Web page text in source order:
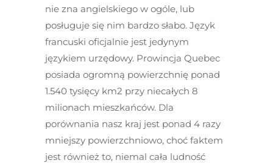
nie zna angielskiego w ogóle, lub
posługuje się nim bardzo słabo. Język
francuski oficjalnie jest jedynym
językiem urzędowy. Prowincja Quebec
posiada ogromną powierzchnię ponad
1.540 tysięcy km2 przy niecałych 8
milionach mieszkańców. Dla
porównania nasz kraj jest ponad 4 razy
mniejszy powierzchniowo, choć faktem
jest również to, niemal cała ludność